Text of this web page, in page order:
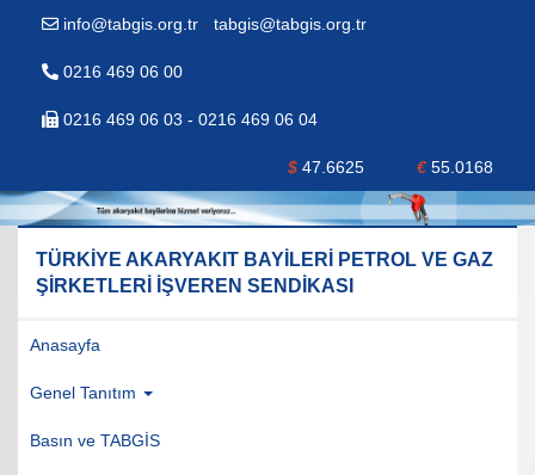
info@tabgis.org.tr - tabgis@tabgis.org.tr
0216 469 06 00
0216 469 06 03 - 0216 469 06 04
$ 47.6625 €55.0168
TÜRKİYE AKARYAKIT BAYİLERİ PETROL VE GAZ
ŞİRKETLERİ İŞVEREN SENDİKASI
Anasayfa
Genel Tanıtım
Basın ve TABGİS